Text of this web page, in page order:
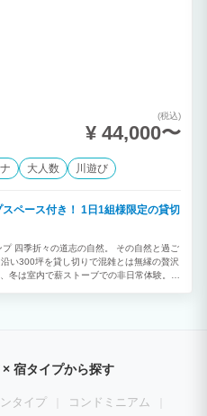
(税込)
¥ 44,000〜
大人数 川遊び
ペース付き！ 1日1組様限定の貸切
四季折々の道志の自然。 その自然と過ご
い300坪を貸し切りで混雑とは無縁の贅沢
冬は室内で薪ストーブでの非日常体験。
空間を完全プライベートで貸切。 川沿い
遊び方は色々！ 道志の自然をゆっくりと
推奨致しております。 ◆土曜日・祝日・
宿タイプから探す
タイプ
コンドミニアム